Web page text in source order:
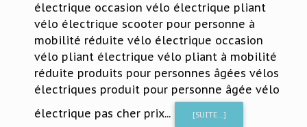
électrique occasion vélo électrique pliant
vélo électrique scooter pour personne à
mobilité réduite vélo électrique occasion
vélo pliant électrique vélo pliant à mobilité
réduite produits pour personnes âgées vélos
électriques produit pour personne âgée vélo
électrique pas cher prix...
[SUITE...]